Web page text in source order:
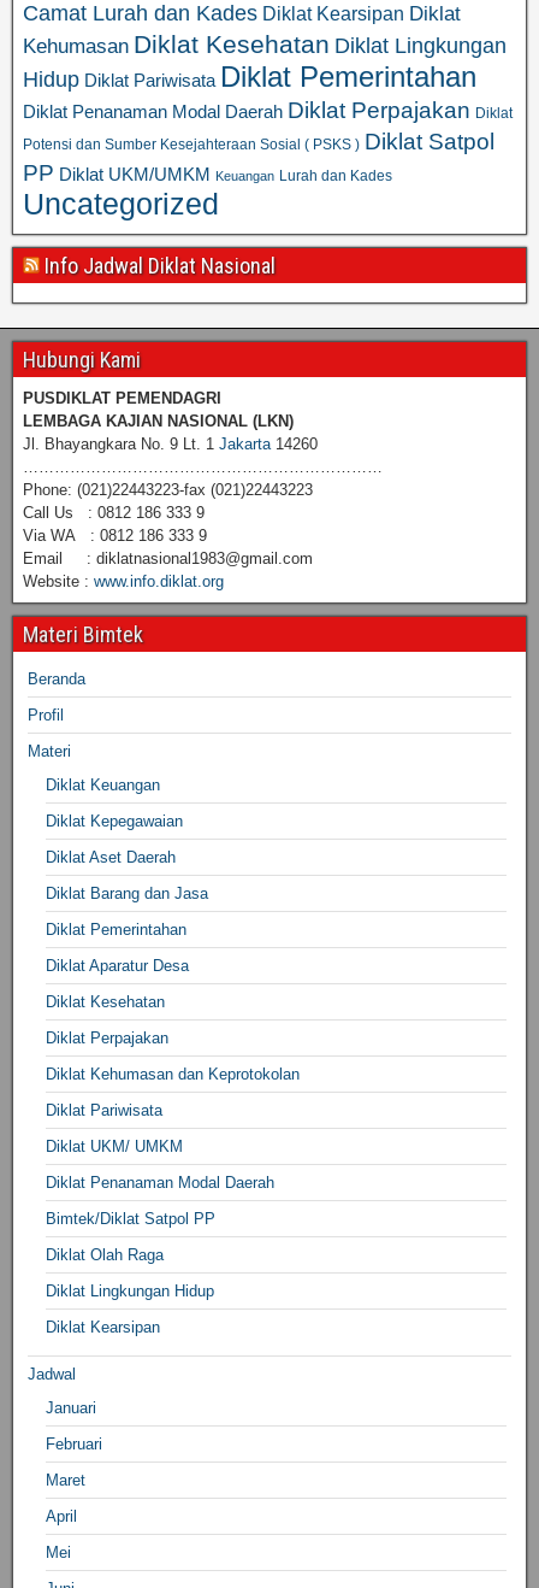
Camat Lurah dan Kades Diklat Kearsipan Diklat
Kehumasan Diklat Kesehatan Diklat Lingkungan
Hidup Diklat Pariwisata Diklat Pemerintahan
Diklat Penanaman Modal Daerah Diklat Perpajakan Diklat
Potensi dan Sumber Kesejahteraan Sosial ( PSKS ) Diklat Satpol
PP Diklat UKM/UMKM Keuangan Lurah dan Kades
Uncategorized
Info Jadwal Diklat Nasional
Hubungi Kami
PUSDIKLAT PEMENDAGRI
LEMBAGA KAJIAN NASIONAL (LKN)
Jl. Bhayangkara No. 9 Lt. 1 Jakarta14260
……………………………………………………………
Phone: (021)22443223-fax (021)22443223
Call Us : 0812 186 333 9
Via WA : 0812 186 333 9
Email : diklatnasional1983@gmail.com
Website : www.info.diklat.org
Materi Bimtek
Beranda
Profil
Materi
Diklat Keuangan
Diklat Kepegawaian
Diklat Aset Daerah
Diklat Barang dan Jasa
Diklat Pemerintahan
Diklat Aparatur Desa
Diklat Kesehatan
Diklat Perpajakan
Diklat Kehumasan dan Keprotokolan
Diklat Pariwisata
Diklat UKM/ UMKM
Diklat Penanaman Modal Daerah
Bimtek/Diklat Satpol PP
Diklat Olah Raga
Diklat Lingkungan Hidup
Diklat Kearsipan
Jadwal
Januari
Februari
Maret
April
Mei